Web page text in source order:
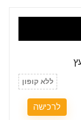
ללא קופון
לרכישה